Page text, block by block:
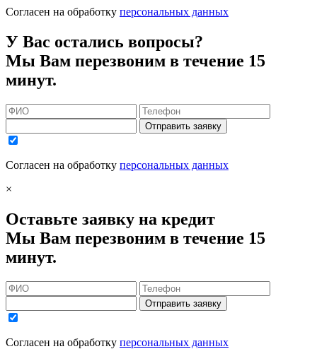
Согласен на обработку персональных данных
У Вас остались вопросы?
Мы Вам перезвоним в течение 15
минут.
Отправить заявку
Согласен на обработку персональных данных
×
Оставьте заявку на кредит
Мы Вам перезвоним в течение 15
минут.
Отправить заявку
Согласен на обработку персональных данных